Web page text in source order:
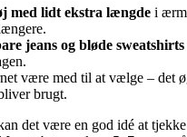
med lidt ekstra længde i
jeans og bløde sweatshirts
være med til at vælge – det
brugt.
det være en god idé at